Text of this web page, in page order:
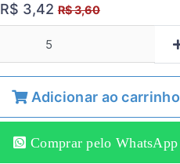
R$ 3,42R$ 3,60
Adicionar ao carrinho
Comprar pelo WhatsApp